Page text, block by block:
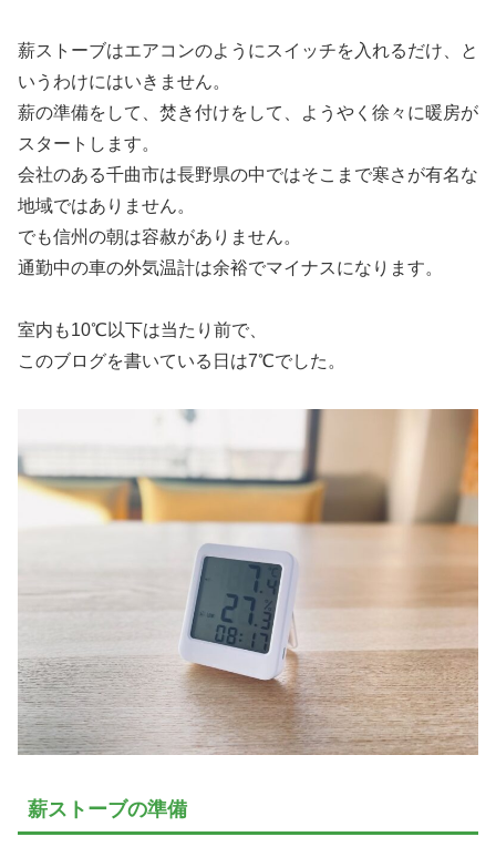
薪ストーブはエアコンのようにスイッチを入れるだけ、と
いうわけにはいきません。
薪の準備をして、焚き付けをして、ようやく徐々に暖房が
スタートします。
会社のある千曲市は長野県の中ではそこまで寒さが有名な
地域ではありません。
でも信州の朝は容赦がありません。
通勤中の車の外気温計は余裕でマイナスになります。
室内も10℃以下は当たり前で、
このブログを書いている日は7℃でした。
薪ストーブの準備